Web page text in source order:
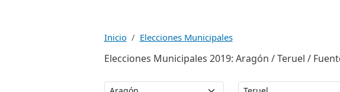
Inicio Elecciones Municipales
Elecciones Municipales 2019: Aragón / Teruel /